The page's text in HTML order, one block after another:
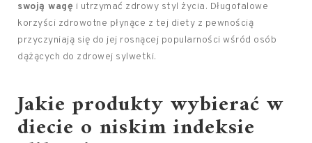
swoją wagę i utrzymać zdrowy styl życia. Długofalowe
korzyści zdrowotne płynące z tej diety z pewnością
przyczyniają się do jej rosnącej popularności wśród osób
dążących do zdrowej sylwetki.
Jakie produkty wybierać w
diecie o niskim indeksie